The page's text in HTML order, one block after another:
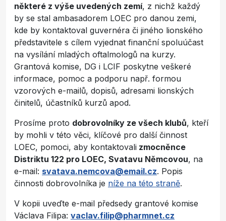
některé z výše uvedených zemí, z nichž každý
by se stal ambasadorem LOEC pro danou zemi,
kde by kontaktoval guvernéra či jiného lionského
představitele s cílem vyjednat finanční spoluúčast
na vysílání mladých oftalmologů na kurzy.
Grantová komise, DG i LCIF poskytne veškeré
informace, pomoc a podporu např. formou
vzorových e-mailů, dopisů, adresami lionských
činitelů, účastníků kurzů apod.
Prosíme proto dobrovolníky ze všech klubů, kteří
by mohli v této věci, klíčové pro další činnost
LOEC, pomoci, aby kontaktovali zmocněnce
Distriktu 122 pro LOEC, Svatavu Němcovou, na
e-mail: svatava.nemcova@email.cz. Popis
činnosti dobrovolníka je níže na této straně.
V kopii uveďte e-mail předsedy grantové komise
Václava Filipa: vaclav.filip@pharmnet.cz